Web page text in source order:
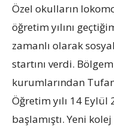
Özel okulların
öğretim yılını
zamanlı olarak
startını verdi.
kurumlarından
Öğretim yılı 14
başlamıştı. Yeni